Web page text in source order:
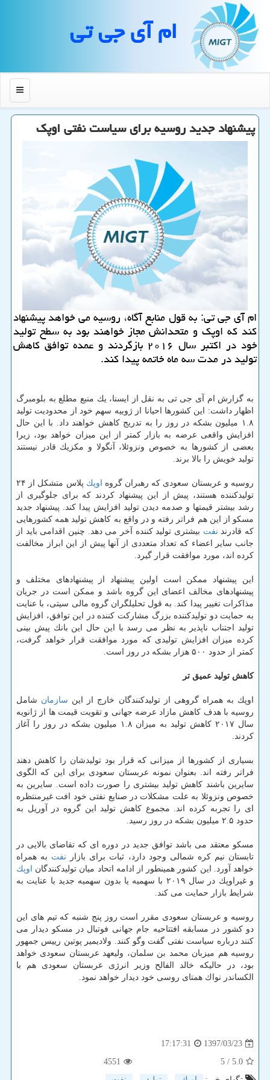
ام آی جی تی
منو
پیشنهاد جدید روسیه برای سیاست نفتی اوپك
ام آی جی تی: به قول منابع آگاه، روسیه می خواهد پیشنهاد
كند كه اوپك و متحدانش مجاز خواهند بود به سطح تولید
خود در اكتبر سال ۲۰۱۶ بازگردند و عمده توافق كاهش
تولید در مدت سه ماه خاتمه پیدا كند.
به گزارش ام آی جی تی به نقل از ایسنا، یك منبع مطلع به بلومبرگ
اظهار داشت: این كشورها احیانا از ژوییه سهم خود از محدودیت تولید
۱.۸ میلیون بشكه در روز را به تدریج كاهش خواهند داد. با این حال
افزایش واقعی عرضه به بازار كمتر از این میزان خواهد بود، زیرا
بعضی از كشورها به خصوص ونزوئلا، آنگولا و مكزیك قادر نیستند
تولید خویش را بالا برند.
روسیه و عربستان سعودی كه رهبران گروه اوپك
پلاس متشكل از ۲۴
تولیدكننده هستند، پیش از این پیشنهاد كردند كه برای جلوگیری از
رشد بیشتر قیمتها و صدمه دیدن تولید افزایش پیدا كند. پیشنهاد جدید
مسكو از این هم فراتر رفته و در واقع به كاهش تولید همه كشورهایی
كه قادرند نفت بیشتری تولید كننده آخر می دهد. چنین اقدامی باید از
جانب سایر اعضاء كه تعداد متعددی از آنها پیش از این ابراز مخالفت
كرده اند، مورد موافقت قرار گیرد.
این پیشنهاد ممكن است اولین پیشنهاد از پیشنهادهای مختلف و
پیشنهادهای مخالف اعضای این گروه باشد و ممكن است در جریان
مذاكرات تغییر پیدا كند. به قول تحلیلگران گروه مالی سیتی، با عنایت
به حمایت دو تولیدكننده بزرگ مشاركت كننده در این توافق، افزایش
تولید اجتناب ناپذیر به نظر می رسد با این حال این بانك پیش بینی
كرده میزان افزایش تولیدی كه مورد موافقت قرار خواهد گرفت،
كمتر از حدود ۵۰۰ هزار بشكه در روز است.
كاهش تولید عمیق تر
اوپك به همراه گروهی از تولیدكنندگان خارج از این سازمان شامل
روسیه با هدف كاهش مازاد عرضه جهانی و تقویت قیمت ها از ژانویه
سال ۲۰۱۷ كاهش تولید به میزان ۱.۸ میلیون بشكه در روز را آغاز
كردند.
بسیاری از كشورها از میزانی كه قرار بود تولیدشان را كاهش دهند
فراتر رفته اند. بعنوان نمونه عربستان سعودی برای این كه الگوی
سایرین باشند كاهش تولید بیشتری را صورت داده است. سایرین به
خصوص ونزوئلا به علت مشكلات در صنایع نفتی خود افت غیرمنتظره
ای را تجربه كرده اند. مجموع كاهش تولید این گروه در آوریل به
حدود ۲.۵ میلیون بشكه در روز رسید.
مسكو معتقد می باشد توافق جدید در دوره ای كه تقاضای بالایی در
تابستان نیم كره شمالی وجود دارد، ثبات برای بازار نفت به همراه
خواهد آورد. این كشور همینطور از ادامه اتحاد میان تولیدكنندگان اوپك
و غیراوپك در سال ۲۰۱۹ با سهمیه یا بدون سهمیه جدید با عنایت به
شرایط بازار حمایت می كند.
روسیه و عربستان سعودی مقرر است روز پنج شنبه كه تیم های این
دو كشور در مسابقه افتتاحیه جام جهانی فوتبال در مسكو دیدار می
كنند درباره سیاست نفتی گفت وگو كنند. ولادیمیر پوتین رییس جمهور
روسیه هم میزبان محمد بن سلمان، ولیعهد عربستان سعودی خواهد
بود، در حالیكه خالد الفالح وزیر انرژی عربستان سعودی هم با
الكساندر نواك همتای روسی خود دیدار خواهد نمود.
1397/03/23
17:17:31
5.0
/ 5
4551